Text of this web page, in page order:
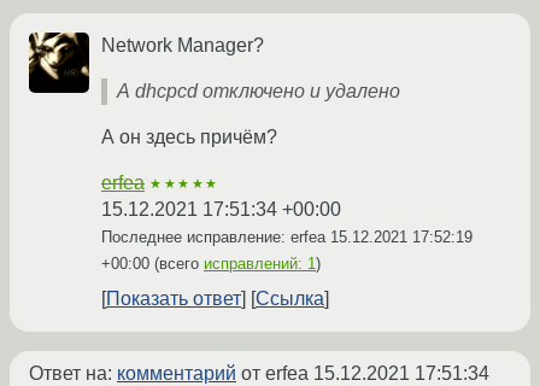
Network Manager?
А dhcpcd отключено и удалено
А он здесь причём?
erfea ★★★★★
15.12.2021 17:51:34 +00:00
Последнее исправление: erfea 15.12.2021 17:52:19
+00:00 (всего исправлений: 1)
Показать ответ Ссылка
Ответ на: комментарий от erfea 15.12.2021 17:51:34